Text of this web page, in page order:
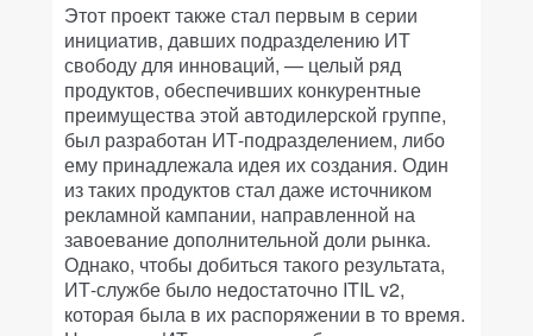
Этот проект также стал первым в серии
инициатив, давших подразделению ИТ
свободу для инноваций, — целый ряд
продуктов, обеспечивших конкурентные
преимущества этой автодилерской группе,
был разработан ИТ-подразделением, либо
ему принадлежала идея их создания. Один
из таких продуктов стал даже источником
рекламной кампании, направленной на
завоевание дополнительной доли рынка.
Однако, чтобы добиться такого результата,
ИТ-службе было недостаточно ITIL v2,
которая была в их распоряжении в то время.